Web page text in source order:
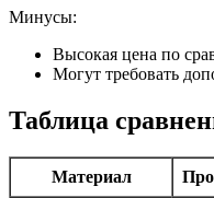
Минусы:
Высокая цена по
Могут требовать
Таблица
Материал